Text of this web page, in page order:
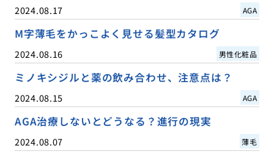
2024.08.17 AGA
M字薄毛をかっこよく見せる髪型カタログ
2024.08.16 男性化粧品
ミノキシジルと薬の飲み合わせ、注意点は？
2024.08.15 AGA
AGA治療しないとどうなる？進行の現実
2024.08.07 薄毛